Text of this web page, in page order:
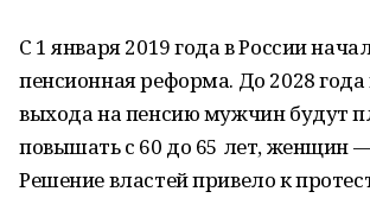
С 1 января 2019 года в России
пенсионная реформа. До 2028 года
выхода на пенсию мужчин будут
повышать с 60 до 65 лет, женщин —
Решение властей привело к